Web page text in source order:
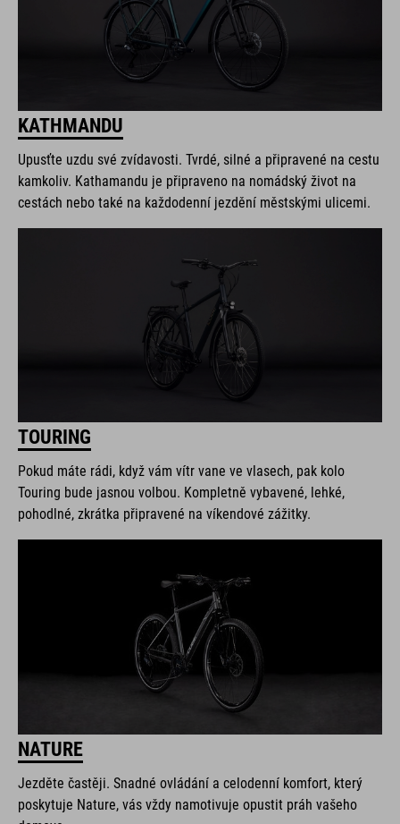
KATHMANDU
Upusťte uzdu své zvídavosti. Tvrdé, silné a připravené na cestu
kamkoliv. Kathamandu je připraveno na nomádský život na
cestách nebo také na každodenní jezdění městskými ulicemi.
TOURING
Pokud máte rádi, když vám vítr vane ve vlasech, pak kolo
Touring bude jasnou volbou. Kompletně vybavené, lehké,
pohodlné, zkrátka připravené na víkendové zážitky.
NATURE
Jezděte častěji. Snadné ovládání a celodenní komfort, který
poskytuje Nature, vás vždy namotivuje opustit práh vašeho